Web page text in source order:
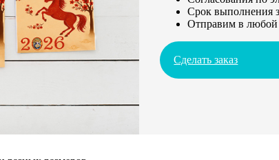
Срок выполнения
Отправим в
Сделать заказ